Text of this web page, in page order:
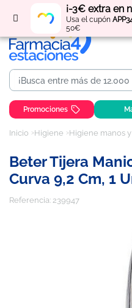
¡-3€ extra en
Usa el cupón
50€
Regístratey
Promociones
Inicio Higiene Higiene manos
Beter Tijera
Curva 9,2 Cm, 1
Referencia: 239947